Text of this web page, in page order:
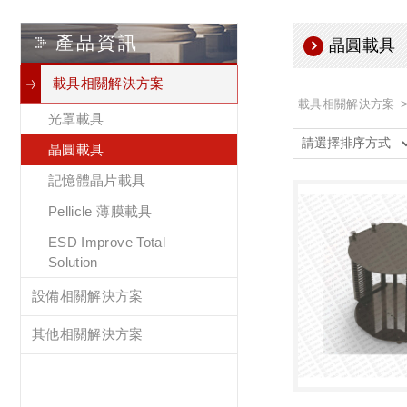
產品資訊
載具相關解決方案
光罩載具
晶圓載具
記憶體晶片載具
Pellicle 薄膜載具
ESD Improve Total
Solution
設備相關解決方案
其他相關解決方案
晶圓載具
載具相關解決方案